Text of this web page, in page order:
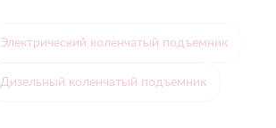
Электрический коленчатый подъемник
Дизельный коленчатый подъемник